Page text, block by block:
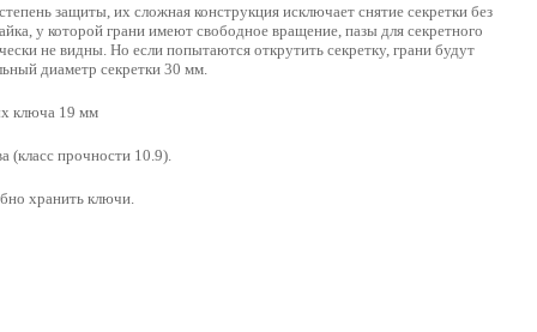
защиты, их сложная конструкция исключает снятие секретки без
у которой грани имеют свободное вращение, пазы для секретного
не видны. Но если попытаются открутить секретку, грани будут
диаметр секретки 30 мм.
ключа 19 мм
(класс прочности 10.9).
хранить ключи.